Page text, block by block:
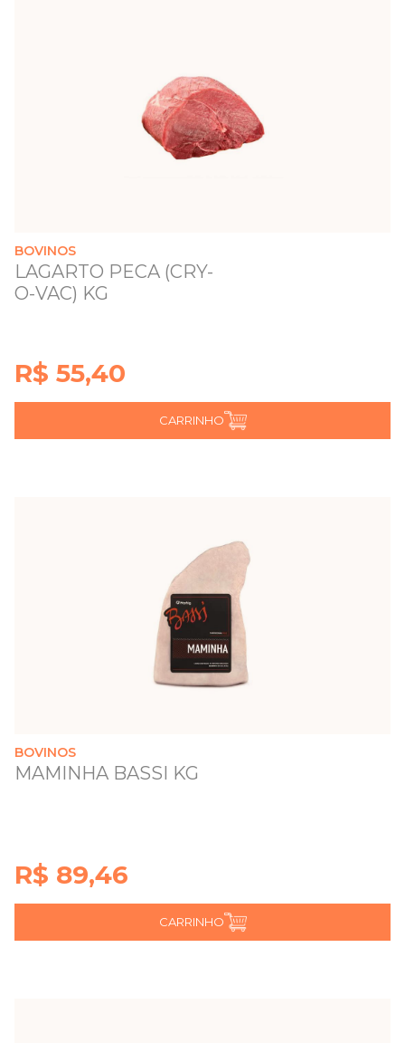
BOVINOS
LAGARTO PECA (CRY-
O-VAC) KG
R$ 55,40
CARRINHO
BOVINOS
MAMINHA BASSI KG
R$ 89,46
CARRINHO